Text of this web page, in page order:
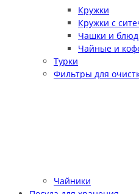
Кружки
Кружки с
Чашки и
Чайные и
Турки
Фильтры для
Чайники